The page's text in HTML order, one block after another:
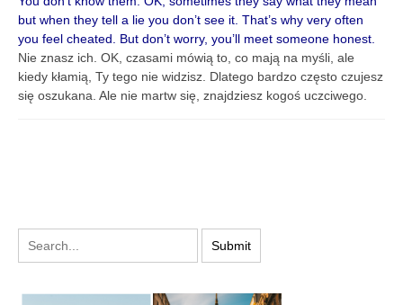
but when they tell a lie you don’t see it. That’s why very often
you feel cheated. But don’t worry, you’ll meet someone honest.
Nie znasz ich. OK, czasami mówią to, co mają na myśli, ale
kiedy kłamią, Ty tego nie widzisz. Dlatego bardzo często czujesz
się oszukana. Ale nie martw się, znajdziesz kogoś uczciwego.